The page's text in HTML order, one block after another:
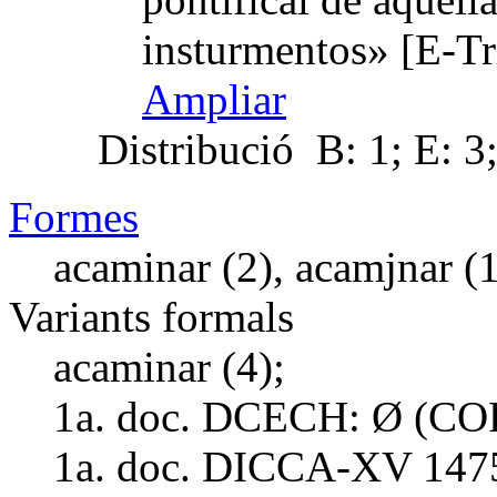
insturmentos» [E-
Ampliar
Distribució B: 1; E: 3;
Formes
acaminar (2), acamjnar
Variants formals
acaminar (4);
1a. doc. DCECH: Ø
1a. doc. DICCA-XV